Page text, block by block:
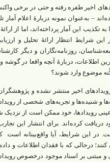
اخیر طفره رفته و حتی در برخی
– به‌عنوان نمونه در‌بارۀ اعلام آمار
این آمار پرداخته‌اند، اما از ارائۀ
شرایط انتظار ارائۀ تحلیل و
روزنامه‌نگاران و دیگر
اطلاعات، در‌بارۀ آنچه واقعا در گوشه و
موضوع وارد شوند؟
اخیر منتشر نشده و پژوهشگران
و شنیده‌ها و تجربه‌های شخصی از
رویدادها، خود ممکن است از نزدیک
کرده‌اند. برای انتشار این تجارب
در این شرایط، آیا واقع‌بینانه است
در‌حالی‌ که با فقدان اطلاعات و
و مبتنی بر اسناد موجود درخصوص